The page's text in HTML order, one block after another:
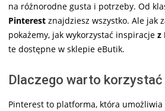
na różnorodne gusta i potrzeby. Od
Pinterest znajdziesz wszystko. Ale jak
pokażemy, jak wykorzystać inspiracje z
te dostępne w sklepie eButik.
Dlaczego warto
Pinterest to platforma, która